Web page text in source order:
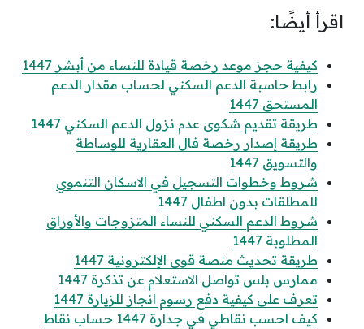
اقرأ أيضًا:
كيفية حجز موعد رخصة قيادة للنساء من أبشر 1447
رابط حاسبة الدعم السكني لحساب مقدار الدعم
المستحق 1447
طريقة تقديم شكوى عدم نزول الدعم السكني 1447
طريقة إصدار رخصة فال العقارية للوساطة
والتسويق 1447
شروط وخطوات التسجيل في الاسكان التنموي
للمطلقات بدون اطفال 1447
شروط الدعم السكني للنساء المتزوجات والأوراق
المطلوبة 1447
طريقة تحديث منصة قوى الإلكترونية 1447
ممارس بلس تواصل الاستعلام عن تذكرة 1447
تعرف على كيفية دفع رسوم انجاز للزيارة 1447
كيف احسب نقاطي في جدارة 1447 حساب نقاط